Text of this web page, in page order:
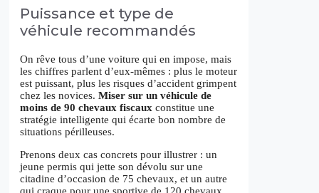
Puissance et type de
véhicule recommandés
On rêve tous d’une voiture qui en impose, mais
les chiffres parlent d’eux-mêmes : plus le moteur
est puissant, plus les risques d’accident grimpent
chez les novices. Miser sur un véhicule de
moins de 90 chevaux fiscaux constitue une
stratégie intelligente qui écarte bon nombre de
situations périlleuses.
Prenons deux cas concrets pour illustrer : un
jeune permis qui jette son dévolu sur une
citadine d’occasion de 75 chevaux, et un autre
qui craque pour une sportive de 120 chevaux.